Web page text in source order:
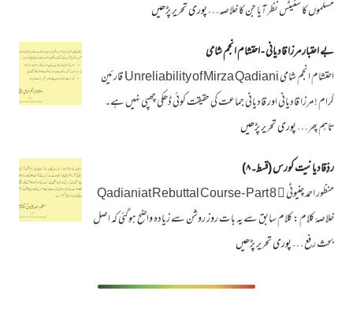
مسلموں کا سٹیٹس نظر آیا جن کا خلاصہ…پوری تحریر پڑھیں
بے اعتبار مرزا قادیانی - احتشام انجم شامی
احتشام انجم شامی Unreliability of Mirza Qadiani قارئین
کرام ! مرزا قادیانی اور قادیانی جماعت کی حقیقت کوئی ڈھکی چھپی نہیں ہے۔
تاہم پھر…پوری تحریر پڑھیں
ردِّقادیانیت کورس (قسط۔۸)
منظور احمد چنیوٹی ﷫ Qadianiat Rebuttal Course- Part 8
خلاصۂ کلام : کلام سابق سے یہ بات روز روشن سے زیادہ واضح ہوگئی کہ اصل
بحث رفع …پوری تحریر پڑھیں